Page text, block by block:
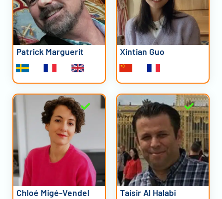
Patrick Marguerit Xintian Guo
Chloé Migé-Vendel Taisir Al Halabi